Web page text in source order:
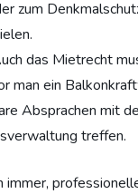
zum
das Mietrecht
man ein
Absprachen mit
treffen.
immer,